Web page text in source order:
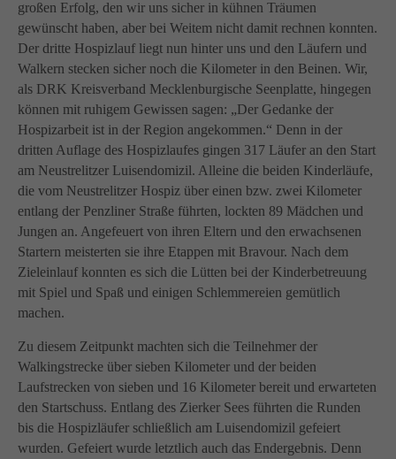
About us
Lorem ipsum dolor sit amet, consectetuer adipiscing
elit.
Aenean commodo ligula eget dolor. Aenean massa.
Cum sociis natoque penatibus et magnis dis parturient
montes, nascetur ridiculus mus. Donec quam felis,
ultricies nec.
großen Erfolg, den wir uns sicher in kühnen Träumen
gewünscht haben, aber bei Weitem nicht damit rechnen konnten.
Der dritte Hospizlauf liegt nun hinter uns und den Läufern und
Walkern stecken sicher noch die Kilometer in den Beinen. Wir,
als DRK Kreisverband Mecklenburgische Seenplatte, hingegen
können mit ruhigem Gewissen sagen: „Der Gedanke der
Hospizarbeit ist in der Region angekommen.“ Denn in der
dritten Auflage des Hospizlaufes gingen 317 Läufer an den Start
am Neustrelitzer Luisendomizil. Alleine die beiden Kinderläufe,
die vom Neustrelitzer Hospiz über einen bzw. zwei Kilometer
entlang der Penzliner Straße führten, lockten 89 Mädchen und
Jungen an. Angefeuert von ihren Eltern und den erwachsenen
Startern meisterten sie ihre Etappen mit Bravour. Nach dem
Zieleinlauf konnten es sich die Lütten bei der Kinderbetreuung
mit Spiel und Spaß und einigen Schlemmereien gemütlich
machen.
Zu diesem Zeitpunkt machten sich die Teilnehmer der
Walkingstrecke über sieben Kilometer und der beiden
Laufstrecken von sieben und 16 Kilometer bereit und erwarteten
den Startschuss. Entlang des Zierker Sees führten die Runden
bis die Hospizläufer schließlich am Luisendomizil gefeiert
wurden. Gefeiert wurde letztlich auch das Endergebnis. Denn